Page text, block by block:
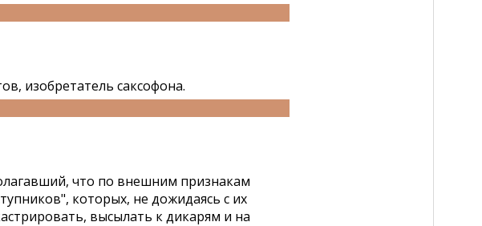
изобретатель саксофона.
что по внешним признакам
которых, не дожидаясь с их
высылать к дикарям и на